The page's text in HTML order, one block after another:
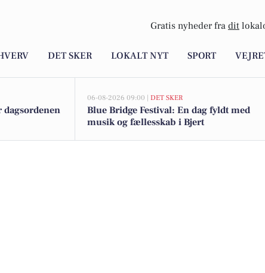
Gratis nyheder fra dit
DET SKER LOKALT NYT SPORT
dagsordenen
06-08-2026 09:00 | DET SKER
Blue Bridge Festival: En dag fyldt med
musik og fællesskab i Bjert